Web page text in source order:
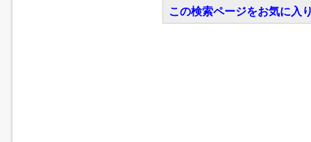
この検索ページをお気に入